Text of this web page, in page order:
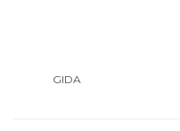
GIDA